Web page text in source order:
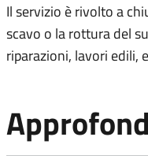
Il servizio è rivolto a
scavo o la rottura del
riparazioni, lavori edili,